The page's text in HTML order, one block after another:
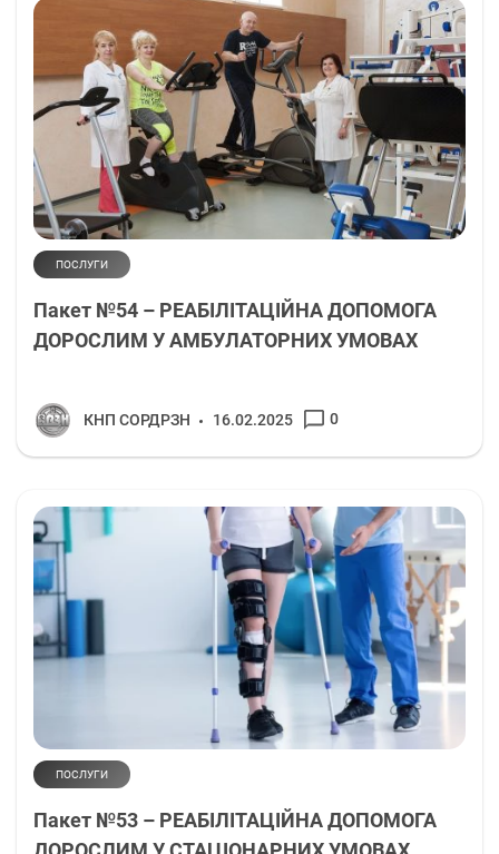
ПОСЛУГИ
Пакет №54 – РЕАБІЛІТАЦІЙНА ДОПОМОГА
ДОРОСЛИМ У АМБУЛАТОРНИХ УМОВАХ
КНП СОРДРЗН 16.02.2025 0
ПОСЛУГИ
Пакет №53 – РЕАБІЛІТАЦІЙНА ДОПОМОГА